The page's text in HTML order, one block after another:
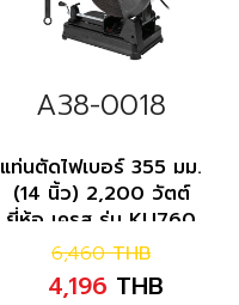
A38-0018
แท่นตัดไฟเบอร์ 355 มม.
(14 นิ้ว) 2,200 วัตต์
ยี่ห้อ เครส รุ่น KU760
6,460 THB
4,196 THB